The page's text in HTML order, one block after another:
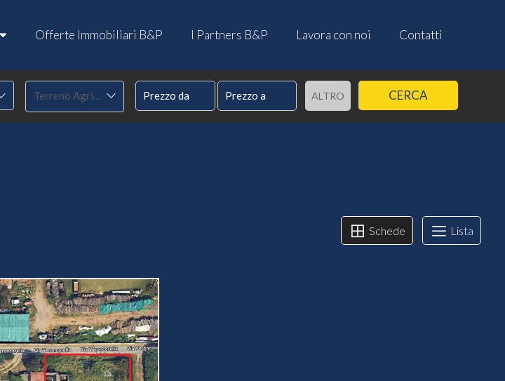
Offerte Immobiliari B&P I Partners B&P Lavora con noi Contatti
Terreno Agricolo ALTRO CERCA
Schede Lista